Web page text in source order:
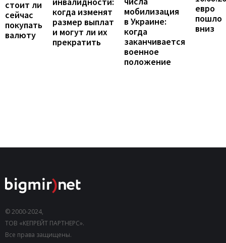
стоит ли
сейчас
покупать
валюту
когда изменят
размер выплат
и могут ли их
прекратить
мобилизация
в Украине:
когда
заканчивается
военное
положение
евро
пошло
вниз
© 2000-2024,
ТОВ «КЕПРЕЙТ ПАРТНЕРС».
Все права защищены.